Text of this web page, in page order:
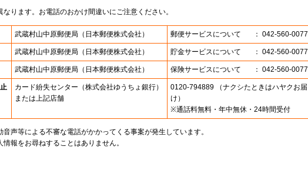
ります。お電話のおかけ間違いにご注意ください。
武蔵村山中原郵便局 （日本郵便株式会社） 郵便サービスについて ： 042-560-0077
武蔵村山中原郵便局 （日本郵便株式会社） 貯金サービスについて ： 042-560-0077
武蔵村山中原郵便局 （日本郵便株式会社） 保険サービスについて ： 042-560-0077
カード紛失センター （株式会社ゆうちょ銀行）
または上記店舗
0120-794889 （ナクシたときはハヤクお届
け）
※通話料無料・年中無休・24時間受付
声等による不審な電話がかかってくる事案が発生しています。
報をお尋ねすることはありません。